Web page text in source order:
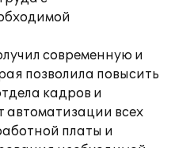
современную и
позволила повысить
кадров и
автоматизации всех
платы и